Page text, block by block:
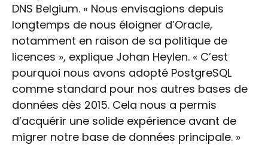
DNS Belgium. « Nous envisagions depuis
longtemps de nous éloigner d’Oracle,
notamment en raison de sa politique de
licences », explique Johan Heylen. « C’est
pourquoi nous avons adopté PostgreSQL
comme standard pour nos autres bases de
données dès 2015. Cela nous a permis
d’acquérir une solide expérience avant de
migrer notre base de données principale. »